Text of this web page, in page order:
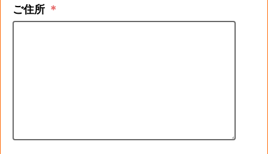
ご住所 ＊